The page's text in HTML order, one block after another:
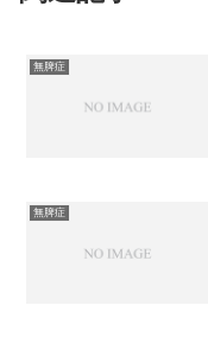
無脾症
無脾症